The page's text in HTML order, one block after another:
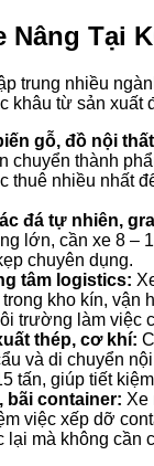
Nâng Tại
trung nhiều
khâu từ sản xuất
gỗ, đồ nội
chuyển thành
thuê nhiều nhất
đá tự nhiên,
lớn, cần xe 8 –
chuyên dụng.
tâm logistics:
kho kín, vận
trường làm việc
thép, cơ khí:
và di chuyển
tấn, giúp tiết
bãi container: Xe
việc xếp dỡ
lại mà không cần